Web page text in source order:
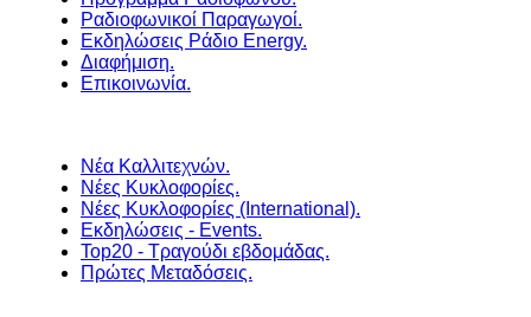
Ραδιοφωνικοί Παραγωγοί.
Εκδηλώσεις Ράδιο Energy.
Διαφήμιση.
Επικοινωνία.
Νέα Καλλιτεχνών.
Νέες Κυκλοφορίες.
Νέες Κυκλοφορίες (International).
Εκδηλώσεις - Events.
Top20 - Τραγούδι εβδομάδας.
Πρώτες Μεταδόσεις.